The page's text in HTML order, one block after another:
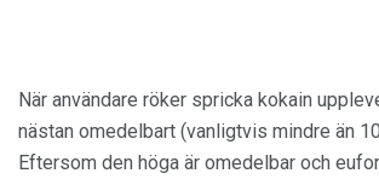
När användare röker spricka kokain
nästan omedelbart (vanligtvis mindre än
Eftersom den höga är omedelbar och